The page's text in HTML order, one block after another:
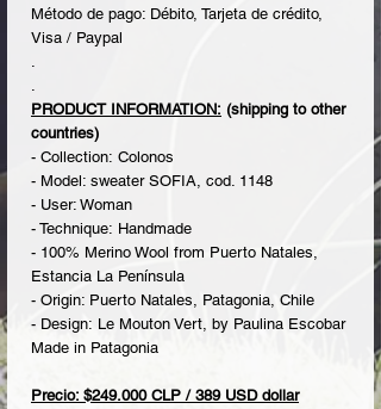
Método de pago: Débito, Tarjeta de crédito,
Visa / Paypal
.
.
PRODUCT INFORMATION: (shipping to other
countries)
- Collection: Colonos
- Model: sweater SOFIA, cod. 1148
- User: Woman
- Technique: Handmade
- 100% Merino Wool from Puerto Natales,
Estancia La Península
- Origin: Puerto Natales, Patagonia, Chile
- Design: Le Mouton Vert, by Paulina Escobar
Made in Patagonia
Precio: $249.000 CLP / 389 USD dollar